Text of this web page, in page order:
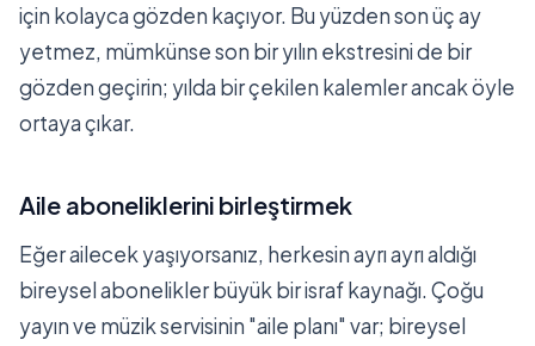
için kolayca gözden kaçıyor. Bu yüzden son üç ay
yetmez, mümkünse son bir yılın ekstresini de bir
gözden geçirin; yılda bir çekilen kalemler ancak öyle
ortaya çıkar.
Aile aboneliklerini birleştirmek
Eğer ailecek yaşıyorsanız, herkesin ayrı ayrı aldığı
bireysel abonelikler büyük bir israf kaynağı. Çoğu
yayın ve müzik servisinin "aile planı" var; bireysel